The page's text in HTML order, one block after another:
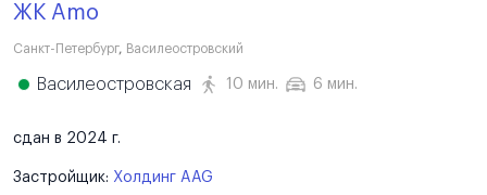
ЖК Amo
Санкт-Петербург, Василеостровский
Василеостровская 10 мин. 6 мин.
сдан в 2024 г.
Застройщик: Холдинг AAG